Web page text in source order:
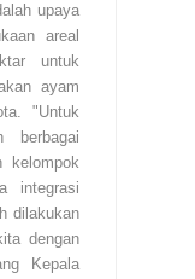
upaya
areal
untuk
ayam
"Untuk
berbagai
kelompok
integrasi
dilakukan
dengan
Kepala